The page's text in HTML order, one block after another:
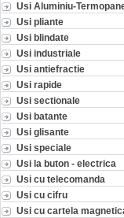
Usi Aluminiu-
Usi pliante
Usi blindate
Usi industriale
Usi antiefractie
Usi rapide
Usi sectionale
Usi batante
Usi glisante
Usi speciale
Usi la buton - electrica
Usi cu telecomanda
Usi cu cifru
Usi cu cartela